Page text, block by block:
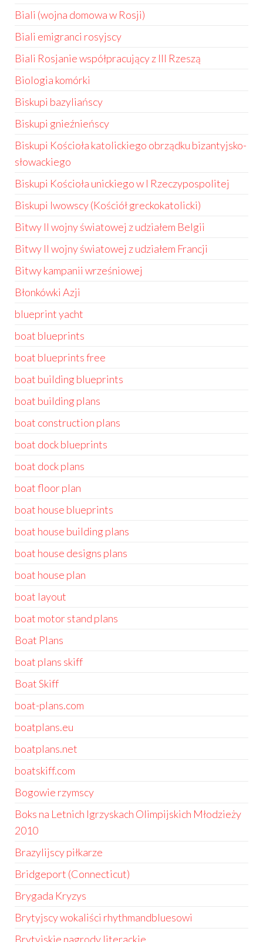
Biali (wojna domowa w Rosji)
Biali emigranci rosyjscy
Biali Rosjanie współpracujący z III Rzeszą
Biologia komórki
Biskupi bazyliańscy
Biskupi gnieźnieńscy
Biskupi Kościoła katolickiego obrządku bizantyjsko-
słowackiego
Biskupi Kościoła unickiego w I Rzeczypospolitej
Biskupi lwowscy (Kościół greckokatolicki)
Bitwy II wojny światowej z udziałem Belgii
Bitwy II wojny światowej z udziałem Francji
Bitwy kampanii wrześniowej
Błonkówki Azji
blueprint yacht
boat blueprints
boat blueprints free
boat building blueprints
boat building plans
boat construction plans
boat dock blueprints
boat dock plans
boat floor plan
boat house blueprints
boat house building plans
boat house designs plans
boat house plan
boat layout
boat motor stand plans
Boat Plans
boat plans skiff
Boat Skiff
boat-plans.com
boatplans.eu
boatplans.net
boatskiff.com
Bogowie rzymscy
Boks na Letnich Igrzyskach Olimpijskich Młodzieży
2010
Brazylijscy piłkarze
Bridgeport (Connecticut)
Brygada Kryzys
Brytyjscy wokaliści rhythmandbluesowi
Brytyjskie nagrody literackie